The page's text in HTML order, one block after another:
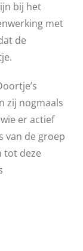
bij het
met
de
zij nogmaals
er actief
van de groep
tot deze